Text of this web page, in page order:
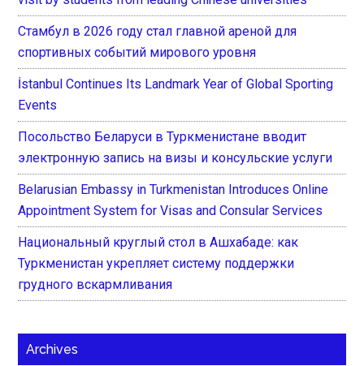
Стамбул в 2026 году стал главной ареной для
спортивных событий мирового уровня
İstanbul Continues Its Landmark Year of Global Sporting
Events
Посольство Беларуси в Туркменистане вводит
электронную запись на визы и консульские услуги
Belarusian Embassy in Turkmenistan Introduces Online
Appointment System for Visas and Consular Services
Национальный круглый стол в Ашхабаде: как
Туркменистан укрепляет систему поддержки
грудного вскармливания
Archives